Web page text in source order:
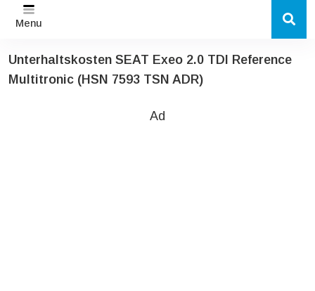
Menu
Unterhaltskosten SEAT Exeo 2.0 TDI Reference
Multitronic (HSN 7593 TSN ADR)
Ad